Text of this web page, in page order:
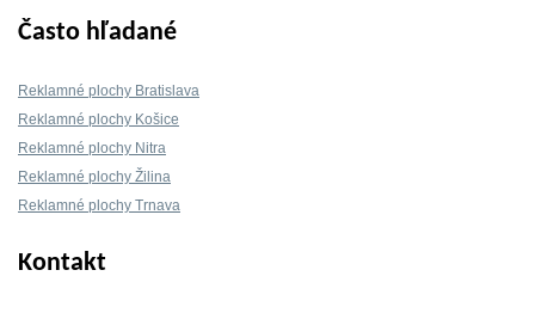
Často hľadané
Reklamné plochy Bratislava
Reklamné plochy Košice
Reklamné plochy Nitra
Reklamné plochy Žilina
Reklamné plochy Trnava
Kontakt